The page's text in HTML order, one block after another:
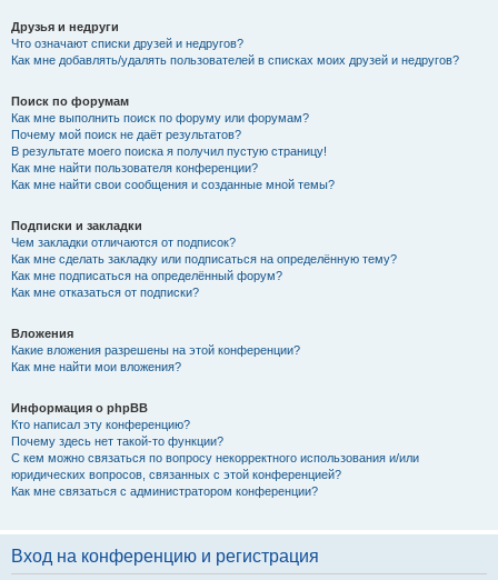
Друзья и недруги
Что означают списки друзей и недругов?
Как мне добавлять/удалять пользователей в списках моих друзей и недругов?
Поиск по форумам
Как мне выполнить поиск по форуму или форумам?
Почему мой поиск не даёт результатов?
В результате моего поиска я получил пустую страницу!
Как мне найти пользователя конференции?
Как мне найти свои сообщения и созданные мной темы?
Подписки и закладки
Чем закладки отличаются от подписок?
Как мне сделать закладку или подписаться на определённую тему?
Как мне подписаться на определённый форум?
Как мне отказаться от подписки?
Вложения
Какие вложения разрешены на этой конференции?
Как мне найти мои вложения?
Информация о phpBB
Кто написал эту конференцию?
Почему здесь нет такой-то функции?
С кем можно связаться по вопросу некорректного использования и/или
юридических вопросов, связанных с этой конференцией?
Как мне связаться с администратором конференции?
Вход на конференцию и регистрация